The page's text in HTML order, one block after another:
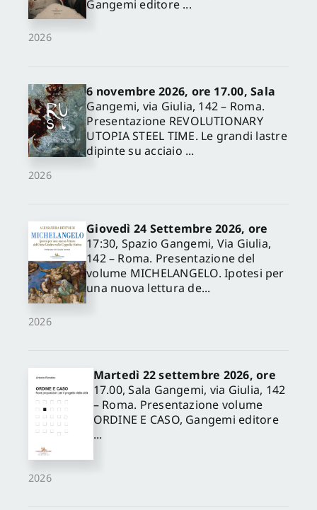
2026
Gangemi editore ...
2026
6 novembre 2026, ore 17.00, Sala
Gangemi, via Giulia, 142 – Roma.
Presentazione REVOLUTIONARY
UTOPIA STEEL TIME. Le grandi lastre
dipinte su acciaio ...
2026
Giovedì 24 Settembre 2026, ore
17:30, Spazio Gangemi, Via Giulia,
142 – Roma. Presentazione del
volume MICHELANGELO. Ipotesi per
una nuova lettura de...
2026
Martedì 22 settembre 2026, ore
17.00, Sala Gangemi, via Giulia, 142
– Roma. Presentazione volume
ORDINE E CASO, Gangemi editore
...